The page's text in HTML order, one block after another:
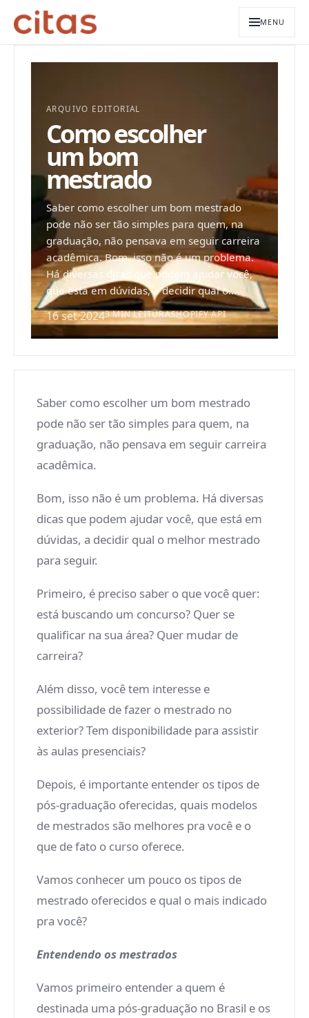
MENU
ARQUIVO EDITORIAL
Como escolher
um bom
mestrado
Saber como escolher um bom mestrado
pode não ser tão simples para quem, na
graduação, não pensava em seguir carreira
acadêmica. Bom, isso não é um problema.
Há diversas dicas que podem ajudar você,
que está em dúvidas, a decidir qual o...
16 set 20243 MIN LEITURASHOPIFY API
Saber como escolher um bom mestrado
pode não ser tão simples para quem, na
graduação, não pensava em seguir carreira
acadêmica.
Bom, isso não é um problema. Há diversas
dicas que podem ajudar você, que está em
dúvidas, a decidir qual o melhor mestrado
para seguir.
Primeiro, é preciso saber o que você quer:
está buscando um concurso? Quer se
qualificar na sua área? Quer mudar de
carreira?
Além disso, você tem interesse e
possibilidade de fazer o mestrado no
exterior? Tem disponibilidade para assistir
às aulas presenciais?
Depois, é importante entender os tipos de
pós-graduação oferecidas, quais modelos
de mestrados são melhores pra você e o
que de fato o curso oferece.
Vamos conhecer um pouco os tipos de
mestrado oferecidos e qual o mais indicado
pra você?
Entendendo os mestrados
Vamos primeiro entender a quem é
destinada uma pós-graduação no Brasil e os